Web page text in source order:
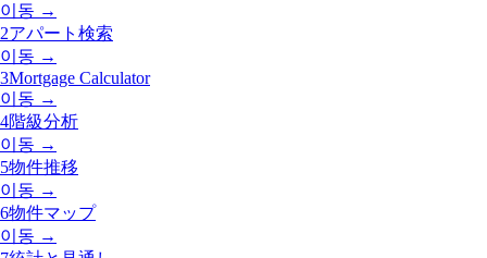
이동 →
2アパート検索
이동 →
3Mortgage Calculator
이동 →
4階級分析
이동 →
5物件推移
이동 →
6物件マップ
이동 →